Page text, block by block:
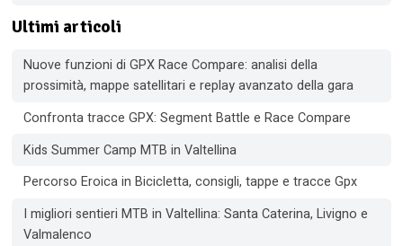
Ultimi articoli
Nuove funzioni di GPX Race Compare: analisi della
prossimità, mappe satellitari e replay avanzato della gara
Confronta tracce GPX: Segment Battle e Race Compare
Kids Summer Camp MTB in Valtellina
Percorso Eroica in Bicicletta, consigli, tappe e tracce Gpx
I migliori sentieri MTB in Valtellina: Santa Caterina, Livigno e
Valmalenco